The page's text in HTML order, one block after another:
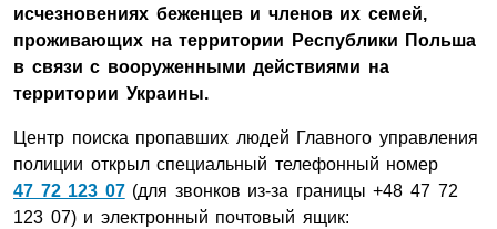
исчезновениях беженцев и членов их семей,
проживающих на территории Республики Польша
в связи с вооруженными действиями на
территории Украины.
Центр поиска пропавших людей Главного управления
полиции открыл специальный телефонный номер
47 72 123 07(для звонков из-за границы +48 47 72
123 07) и электронный почтовый ящик: